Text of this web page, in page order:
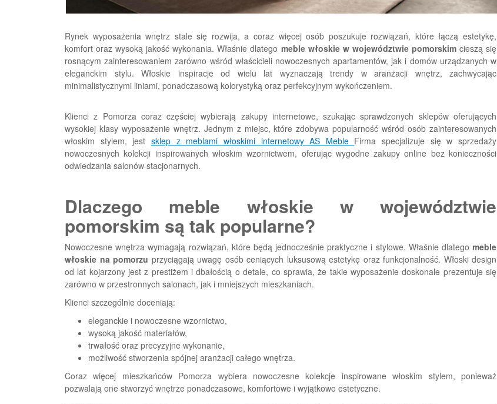
Rynek wyposażenia wnętrz stale się rozwija, a coraz więcej osób poszukuje rozwiązań, które łączą estetykę,
komfort oraz wysoką jakość wykonania. Właśnie dlatego meble włoskie w województwie pomorskimcieszą się
rosnącym zainteresowaniem zarówno wśród właścicieli nowoczesnych apartamentów, jak i domów urządzanych w
eleganckim stylu. Włoskie inspiracje od wielu lat wyznaczają trendy w aranżacji wnętrz, zachwycając
minimalistycznymi liniami, ponadczasową kolorystyką oraz perfekcyjnym wykończeniem.
Klienci z Pomorza coraz częściej wybierają zakupy internetowe, szukając sprawdzonych sklepów oferujących
wysokiej klasy wyposażenie wnętrz. Jednym z miejsc, które zdobywa popularność wśród osób zainteresowanych
włoskim stylem, jest sklep z meblami włoskimi internetowy AS Meble Firma specjalizuje się w sprzedaży
nowoczesnych kolekcji inspirowanych włoskim wzornictwem, oferując wygodne zakupy online bez konieczności
odwiedzania salonów stacjonarnych.
Dlaczego meble włoskie w województwie
pomorskim są tak popularne?
Nowoczesne wnętrza wymagają rozwiązań, które będą jednocześnie praktyczne i stylowe. Właśnie dlatego meble
włoskie na pomorzu przyciągają uwagę osób ceniących luksusową estetykę oraz funkcjonalność. Włoski design
od lat kojarzony jest z prestiżem i dbałością o detale, co sprawia, że takie wyposażenie doskonale prezentuje się
zarówno w przestronnych salonach, jak i mniejszych mieszkaniach.
Klienci szczególnie doceniają:
eleganckie i nowoczesne wzornictwo,
wysoką jakość materiałów,
trwałość oraz precyzyjne wykonanie,
możliwość stworzenia spójnej aranżacji całego wnętrza.
Coraz więcej mieszkańców Pomorza wybiera nowoczesne kolekcje inspirowane włoskim stylem, ponieważ
pozwalają one stworzyć wnętrze ponadczasowe, komfortowe i wyjątkowo estetyczne.